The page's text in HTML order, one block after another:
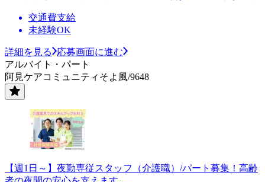
交通費支給
未経験OK
詳細を見る
応募画面に進む
アルバイト・パート
阿見ケアコミュニティそよ風/9648
【週1日～】夜勤専従スタッフ（介護職）/パート募集！高齢